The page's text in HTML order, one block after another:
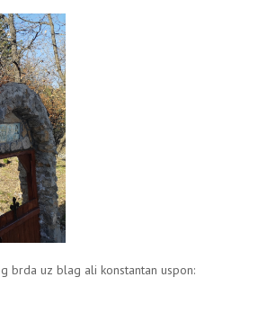
brda uz blag ali konstantan uspon: